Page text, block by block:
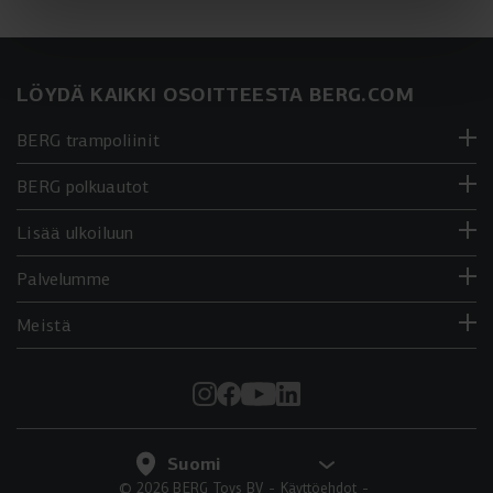
LÖYDÄ KAIKKI OSOITTEESTA BERG.COM
BERG trampoliinit
BERG polkuautot
Lisää ulkoiluun
Palvelumme
Meistä
© 2026 BERG Toys BV Käyttöehdot